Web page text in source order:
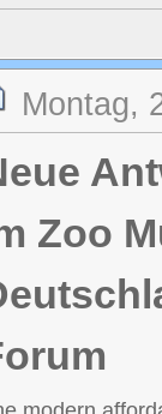
Montag,
Zoo